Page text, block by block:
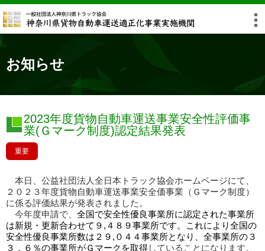
お知らせ
2023年度貨物自動車運送事業安全性評価事
業(Ｇマーク制度)認定結果発表
重要
本日、公益社団法人全日本トラック協会ホームページにて、
２０２３年度貨物自動車運送事業安全価事業（Ｇマーク制度）
に係る評価結果が発表されました。
今年度申請で、 全国で安全性優良事業所に認定された事業所
は新規・更新合わせて９,４８９事業所です。これにより全国の
安全性優良事業所数は２９,０４４事業所となり、全事業所の３
３．６％の事業所がＧマークを取得していることになります。